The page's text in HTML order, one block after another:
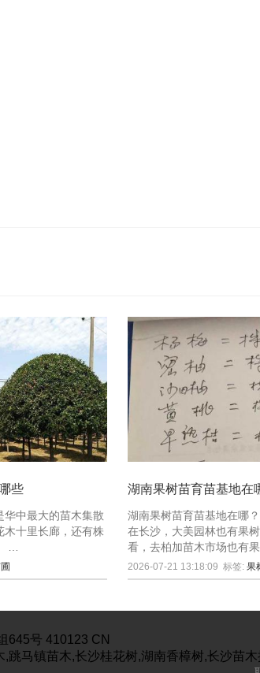
些
华中最大的苗木集散
木十里长廊，还有株
…
湖南果树苗育苗基地在
湖南果树苗育苗基地在哪
在长沙，大美园林也有果
看，去柏加苗木市场也有
2026-07-21 13:18:09 标签: 果
645号 410123 CN
跳马镇苗木,长沙桂花树,湖南香樟树,长沙苗